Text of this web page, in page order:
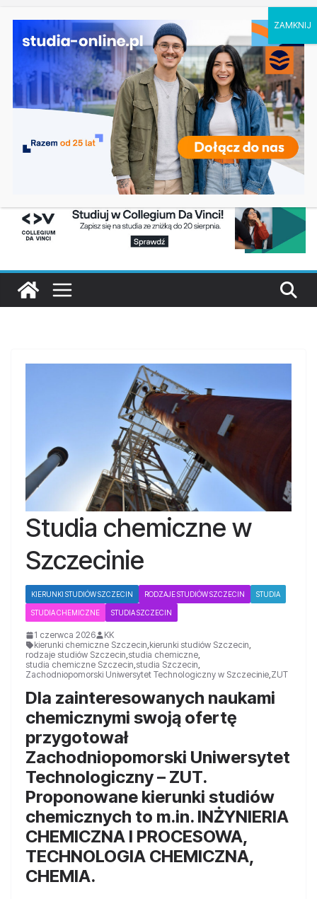
Ostatnie
wpisy:
Dodatkowa rekrutacja na studia na UJD –
Uniwersytet Jana Długosza w Częstochowie
Biotechnologia – Uniwersytet Przyrodniczy w
Poznaniu
Zarządzanie w turystyce w Katowicach
Turystyka – Uniwersytet Wrocławski
Oceanotechnika w Szczecinie
Studia chemiczne w
Szczecinie
KIERUNKI STUDIÓW SZCZECIN RODZAJE STUDIÓW SZCZECIN STUDIA
STUDIA CHEMICZNE STUDIA SZCZECIN
1 czerwca 2026
KK
kierunki chemiczne Szczecin,kierunki studiów Szczecin,
rodzaje studiów Szczecin,studia chemiczne,
studia chemiczne Szczecin,studia Szczecin,
Zachodniopomorski Uniwersytet Technologiczny w Szczecinie,ZUT
Dla zainteresowanych naukami
chemicznymi swoją ofertę
przygotował
Zachodniopomorski Uniwersytet
Technologiczny – ZUT.
Proponowane kierunki studiów
chemicznych to m.in. INŻYNIERIA
CHEMICZNA I PROCESOWA,
TECHNOLOGIA CHEMICZNA,
CHEMIA.